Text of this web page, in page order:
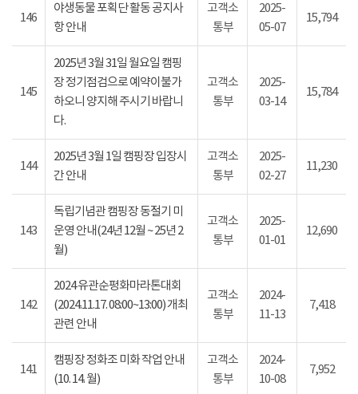
146
야생동물 포획단 활동 공지사
항 안내
고객소
통부
2025-
05-07
15,794
145
2025년 3월 31일 월요일 캠핑
장 정기점검으로 예약이불가
하오니 양지해 주시기 바랍니
다.
고객소
통부
2025-
03-14
15,784
144
2025년 3월 1일 캠핑장 입장시
간 안내
고객소
통부
2025-
02-27
11,230
143
독립기념관 캠핑장 동절기 미
운영 안내(24년 12월 ~ 25년 2
월)
고객소
통부
2025-
01-01
12,690
142
2024 유관순평화마라톤대회
(2024.11.17. 08:00~13:00) 개최
관련 안내
고객소
통부
2024-
11-13
7,418
141
캠핑장 정화조 미화 작업 안내
(10. 14. 월)
고객소
통부
2024-
10-08
7,952